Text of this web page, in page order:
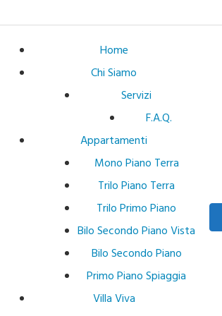
Home
Chi Siamo
Servizi
F.A.Q.
Appartamenti
Mono Piano Terra
Trilo Piano Terra
Trilo Primo Piano
Bilo Secondo Piano Vista
Bilo Secondo Piano
Primo Piano Spiaggia
Villa Viva